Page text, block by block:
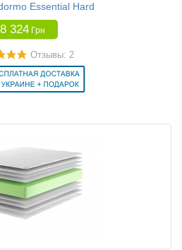
Essential Hard
8 324 Грн
Отзывы: 2